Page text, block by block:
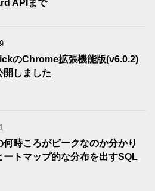
APIまで
のChrome拡張機能版(v6.0.2)
開しました
何時ころがピークなのか分かり
ートマップ的な分布を出すSQL